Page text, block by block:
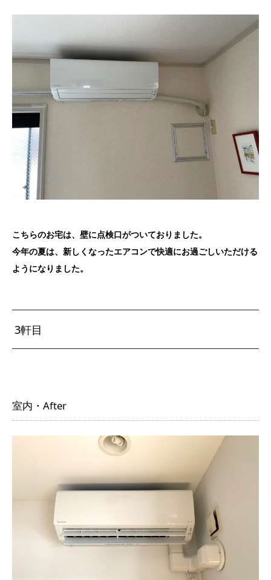
こちらのお宅は、壁に点検口がついておりました。
今年の夏は、新しくなったエアコンで快適にお過ごしいただける
ようになりました。
3軒目
室内・After